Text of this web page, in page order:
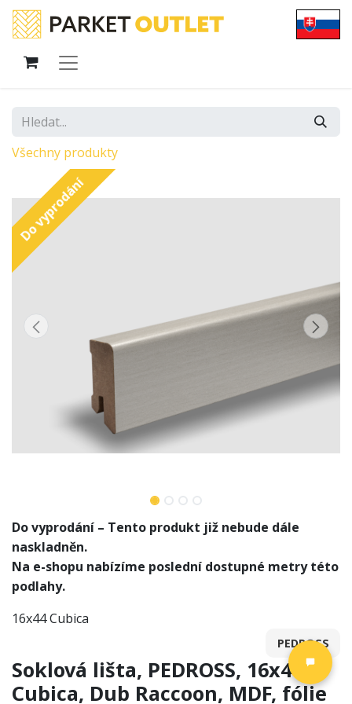
Všechny produkty
Do vyprodání
Do vyprodání – Tento produkt již nebude dále
naskladněn.
Na e-shopu nabízíme poslední dostupné metry této
podlahy.
16x44 Cubica
PEDROSS
Soklová lišta, PEDROSS, 16x44
Cubica, Dub Raccoon, MDF, fólie